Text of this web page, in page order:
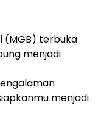
(MGB) terbuka
menjadi
menjadi